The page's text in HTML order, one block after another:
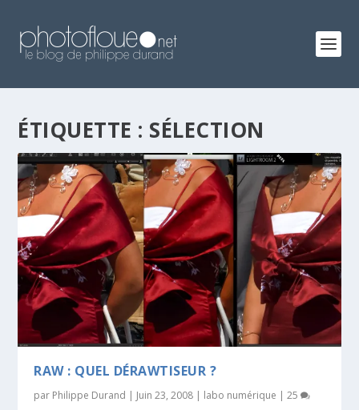
ÉTIQUETTE : SÉLECTION
RAW : QUEL DÉRAWTISEUR ?
par Philippe Durand | Juin 23, 2008 | labo numérique |25